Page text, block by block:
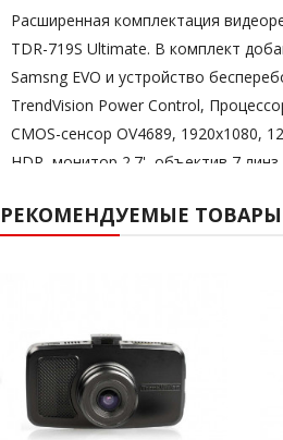
Расширенная комплектация
TDR-719S Ultimate. В комплект
Samsng EVO и устройство
TrendVision Power Control,
CMOS-сенсор OV4689, 1920х1080,
HDR, монитор 2.7', объектив 7
два слота под карты памяти,
КАРТА ПАМЯТИ: microSD
GPS:
РЕКОМЕНДУЕМЫЕ ТОВАРЫ